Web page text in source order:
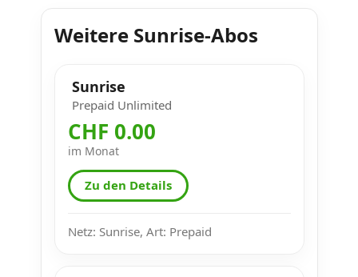
Weitere Sunrise-Abos
Sunrise
Prepaid Unlimited
CHF 0.00
im Monat
Zu den Details
Netz: Sunrise, Art: Prepaid